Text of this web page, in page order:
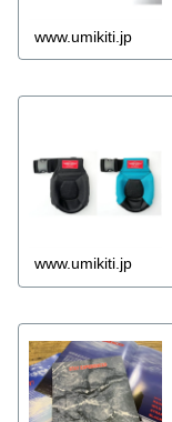
www.umikiti.jp
www.umikiti.jp